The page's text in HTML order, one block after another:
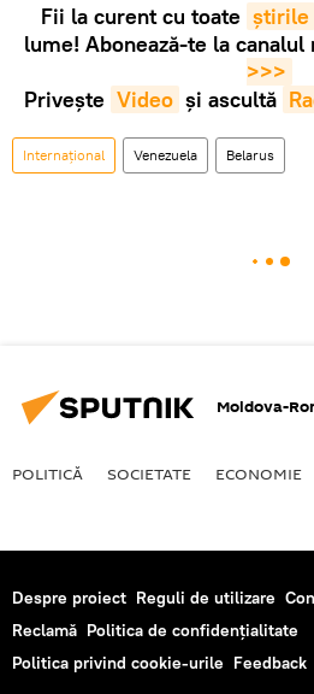
Fii la curent cu toate știrile
lume! Abonează-te la canalul
>>>
Privește Video și ascultă
Internaţional Venezuela Belarus
Moldova-
POLITICĂ SOCIETATE ECONOMIE
Despre proiect Reguli de utilizare
Reclamă Politica de confidențialitate
Politica privind cookie-urile Feedback